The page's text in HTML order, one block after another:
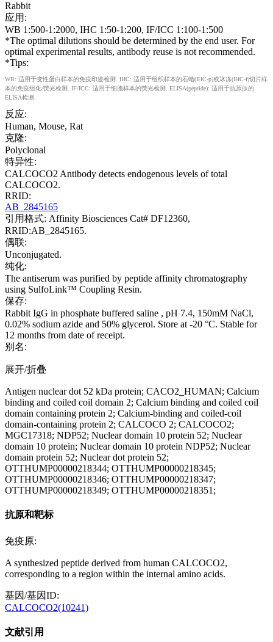
Rabbit
应用:
WB 1:500-1:2000, IHC 1:50-1:200, IF/ICC 1:100-1:500
*The optimal dilutions should be determined by the end user. For
optimal experimental results, antibody reuse is not recommended.
*Tips:
WB: 适用于变性蛋白样本的免疫印迹检测. IHC: 适用于组织样本的石蜡(IHC-p)或冰冻(IHC-f)切片样
本的免疫组化/荧光检测. IF/ICC: 适用于细胞样本的荧光检测. ELISA(peptide): 适用于抗原肽的
ELISA检测.
反应:
Human, Mouse, Rat
克隆:
Polyclonal
特异性:
CALCOCO2 Antibody detects endogenous levels of total
CALCOCO2.
RRID:
AB_2845165
引用格式: Affinity Biosciences Cat# DF12360,
RRID:AB_2845165.
偶联:
Unconjugated.
纯化:
The antiserum was purified by peptide affinity chromatography
using SulfoLink™ Coupling Resin.
保存:
Rabbit IgG in phosphate buffered saline , pH 7.4, 150mM NaCl,
0.02% sodium azide and 50% glycerol. Store at -20 °C. Stable for
12 months from date of receipt.
别名:
展开/折叠
Antigen nuclear dot 52 kDa protein; CACO2_HUMAN; Calcium
binding and coiled coil domain 2; Calcium binding and coiled coil
domain containing protein 2; Calcium-binding and coiled-coil
domain-containing protein 2; CALCOCO 2; CALCOCO2;
MGC17318; NDP52; Nuclear domain 10 protein 52; Nuclear
domain 10 protein; Nuclear domain 10 protein NDP52; Nuclear
domain protein 52; Nuclear dot protein 52;
OTTHUMP00000218344; OTTHUMP00000218345;
OTTHUMP00000218346; OTTHUMP00000218347;
OTTHUMP00000218349; OTTHUMP00000218351;
抗原和靶标
免疫原:
A synthesized peptide derived from human CALCOCO2,
corresponding to a region within the internal amino acids.
基因/基因ID:
CALCOCO2(10241)
文献引用